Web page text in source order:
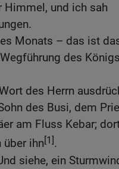
und ich sah
Monats – das ist
des Königs
des Herrn
des Busi, dem
am Fluss Kebar;
über ihn[1].
siehe, ein